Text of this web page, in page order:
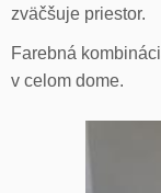
zväčšuje priestor.
Farebná
v celom dome.